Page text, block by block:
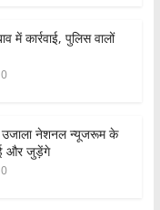
में कार्रवाई, पुलिस वालों
0
उजाला नेशनल न्यूजरूम के
और जुड़ेंगे
0